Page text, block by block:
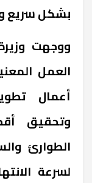
بشكل سريع
ووجهت
العمل
أعمال
وتحقيق
الطوارئ
لسرعة